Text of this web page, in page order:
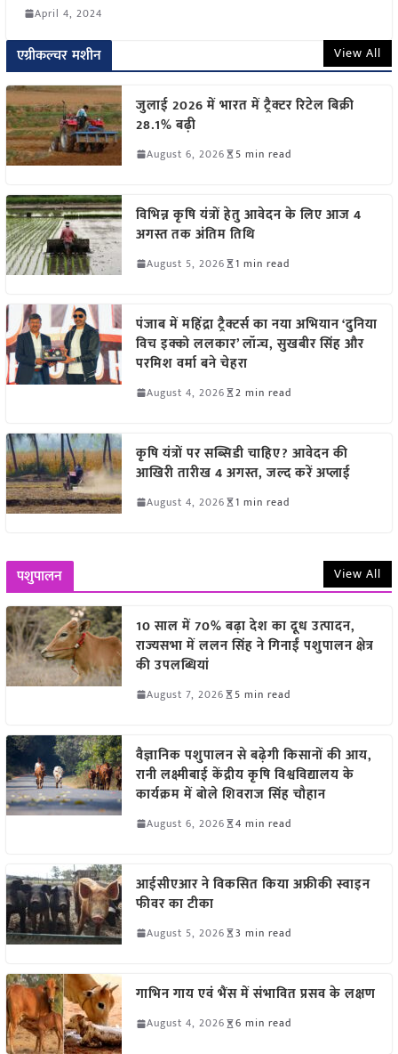
April 4, 2024
एग्रीकल्चर मशीन View All
जुलाई 2026 में भारत में ट्रैक्टर रिटेल बिक्री
28.1% बढ़ी
August 6, 2026 5 min read
विभिन्न कृषि यंत्रों हेतु आवेदन के लिए आज 4
अगस्त तक अंतिम तिथि
August 5, 2026 1 min read
पंजाब में महिंद्रा ट्रैक्टर्स का नया अभियान ‘दुनिया
विच इक्को ललकार’ लॉन्च, सुखबीर सिंह और
परमिश वर्मा बने चेहरा
August 4, 2026 2 min read
कृषि यंत्रों पर सब्सिडी चाहिए? आवेदन की
आखिरी तारीख 4 अगस्त, जल्द करें अप्लाई
August 4, 2026 1 min read
पशुपालन View All
10 साल में 70% बढ़ा देश का दूध उत्पादन,
राज्यसभा में ललन सिंह ने गिनाईं पशुपालन क्षेत्र
की उपलब्धियां
August 7, 2026 5 min read
वैज्ञानिक पशुपालन से बढ़ेगी किसानों की आय,
रानी लक्ष्मीबाई केंद्रीय कृषि विश्वविद्यालय के
कार्यक्रम में बोले शिवराज सिंह चौहान
August 6, 2026 4 min read
आईसीएआर ने विकसित किया अफ्रीकी स्वाइन
फीवर का टीका
August 5, 2026 3 min read
गाभिन गाय एवं भैंस में संभावित प्रसव के लक्षण
August 4, 2026 6 min read